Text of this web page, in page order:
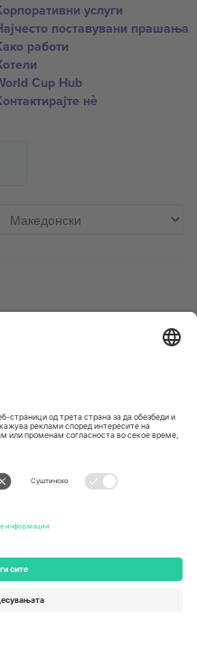
услуги
поставувани прашања
работи
Cup Hub
нѐ
167 City Road, London, Greater
Switzerland
Engelberg, Switzerland
United Arab Emirates
UAE Dubai Silicon Oasis, DDP
Building A1, Office 302, Dubai,